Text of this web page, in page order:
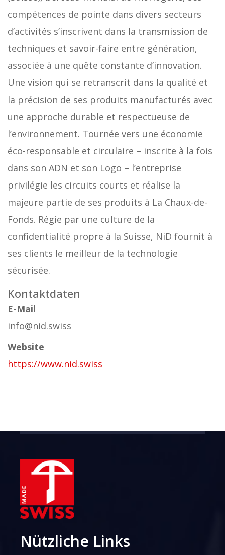
compétences de pointe dans divers secteurs
d’activités s’inscrivent dans la transmission de
techniques et savoir-faire entre génération,
associée à une quête constante d’innovation.
Une vision qui se retranscrit dans la qualité et
la précision de ses produits manufacturés avec
une approche durable et respectueuse de
l’environnement. Tournée vers une économie
éco-responsable et circulaire – inscrite à la fois
dans son ADN et son Logo – l’entreprise
privilégie les circuits courts et réalise la
majeure partie de ses produits à La Chaux-de-
Fonds. Régie par une culture de la
confidentialité propre à la Suisse, NiD fournit à
ses clients le meilleur de la technologie
sécurisée.
Kontaktdaten
E-Mail
info@nid.swiss
Website
https://www.nid.swiss
Nützliche Links